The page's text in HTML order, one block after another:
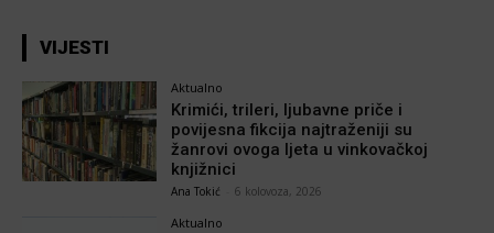
VIJESTI
Aktualno
Krimići, trileri, ljubavne priče i
povijesna fikcija najtraženiji su
žanrovi ovoga ljeta u vinkovačkoj
knjižnici
Ana Tokić 6 kolovoza, 2026
Aktualno